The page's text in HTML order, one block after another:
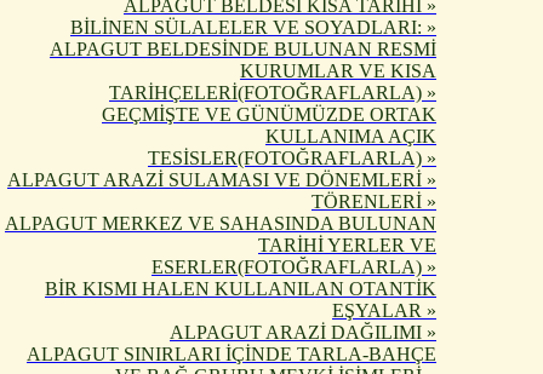
ALPAGUT BELDESİ KISA TARİHİ »
BİLİNEN SÜLALELER VE SOYADLARI: »
ALPAGUT BELDESİNDE BULUNAN RESMİ
KURUMLAR VE KISA
TARİHÇELERİ(FOTOĞRAFLARLA) »
GEÇMİŞTE VE GÜNÜMÜZDE ORTAK
KULLANIMA AÇIK
TESİSLER(FOTOĞRAFLARLA) »
ALPAGUT ARAZİ SULAMASI VE DÖNEMLERİ »
TÖRENLERİ »
ALPAGUT MERKEZ VE SAHASINDA BULUNAN
TARİHİ YERLER VE
ESERLER(FOTOĞRAFLARLA) »
BİR KISMI HALEN KULLANILAN OTANTİK
EŞYALAR »
ALPAGUT ARAZİ DAĞILIMI »
ALPAGUT SINIRLARI İÇİNDE TARLA-BAHÇE